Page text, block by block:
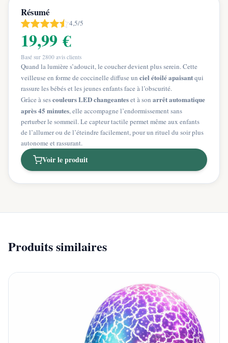
Résumé
4,5/5
19,99 €
Basé sur 2800 avis clients
Quand la lumière s’adoucit, le coucher devient plus serein. Cette
veilleuse en forme de coccinelle diffuse un ciel étoilé apaisantqui
rassure les bébés et les jeunes enfants face à l’obscurité.
Grâce à sescouleurs LED changeanteset à son arrêt automatique
après 45 minutes, elle accompagne l’endormissement sans
perturber le sommeil. Le capteur tactile permet même aux enfants
de l’allumer ou de l’éteindre facilement, pour un rituel du soir plus
autonome et rassurant.
Voir le produit
Produits similaires